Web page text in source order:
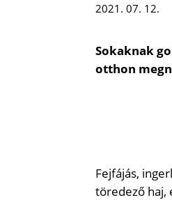
2021. 07. 12.
Sokaknak
otthon
Fejfájás,
töredező haj,